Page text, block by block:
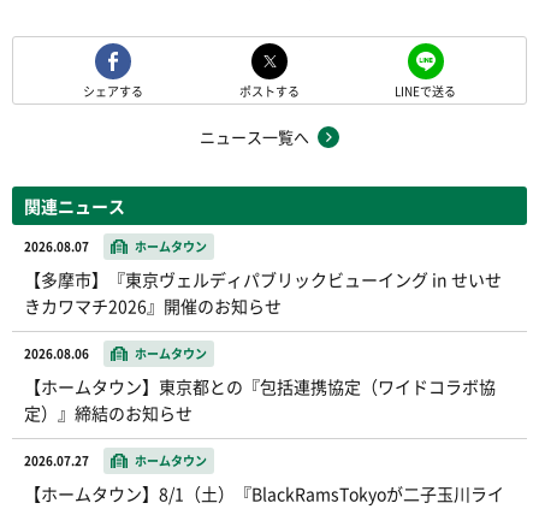
シェアする ポストする LINEで送る
ニュース一覧へ
関連ニュース
2026.08.07 ホームタウン
【多摩市】『東京ヴェルディパブリックビューイング in せいせ
きカワマチ2026』開催のお知らせ
2026.08.06 ホームタウン
【ホームタウン】東京都との『包括連携協定（ワイドコラボ協
定）』締結のお知らせ
2026.07.27 ホームタウン
【ホームタウン】8/1（土）『BlackRamsTokyoが二子玉川ライ